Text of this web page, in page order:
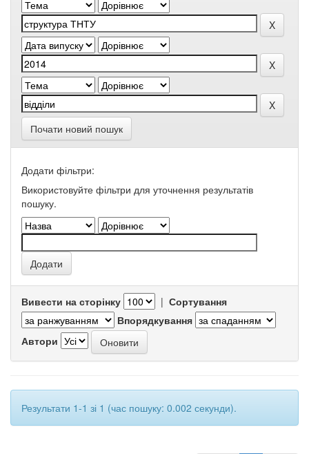
Почати новий пошук
Додати фільтри:
Використовуйте фільтри для уточнення результатів
пошуку.
Вивести на сторінку | Сортування
Впорядкування
Автори
Результати 1-1 зі 1 (час пошуку: 0.002 секунди).